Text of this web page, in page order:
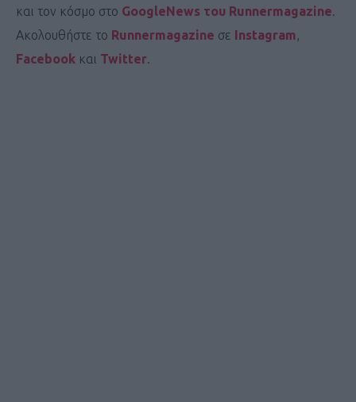
και τον κόσμο στο GoogleNews του Runnermagazine.
Ακολουθήστε το Runnermagazine σε Instagram,
Facebook και Twitter.